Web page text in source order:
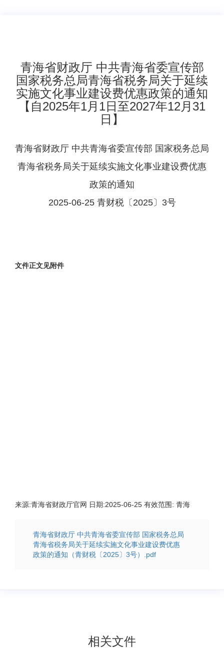
青海省财政厅 中共青海省委宣传部
国家税务总局青海省税务局关于延续
实施文化事业建设费优惠政策的通知
【自2025年1月1日至2027年12月31
日】
青海省财政厅 中共青海省委宣传部 国家税务总局
青海省税务局关于延续实施文化事业建设费优惠
政策的通知
2025-06-25 青财税〔2025〕3号
文件正文见附件
来源:青海省财政厅官网 日期:2025-06-25 有效范围: 青海
青海省财政厅 中共青海省委宣传部 国家税务总局
青海省税务局关于延续实施文化事业建设费优惠
政策的通知（青财税〔2025〕3号）.pdf
相关文件